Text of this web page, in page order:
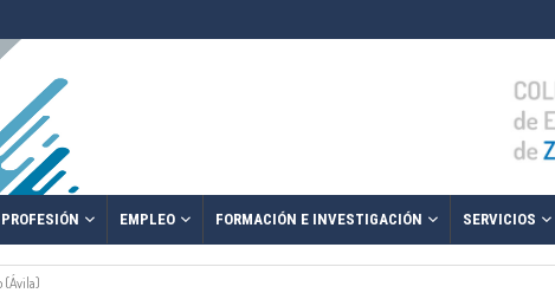
PROFESIÓN EMPLEO FORMACIÓN E INVESTIGACIÓN SERVICIOS
(Ávila)